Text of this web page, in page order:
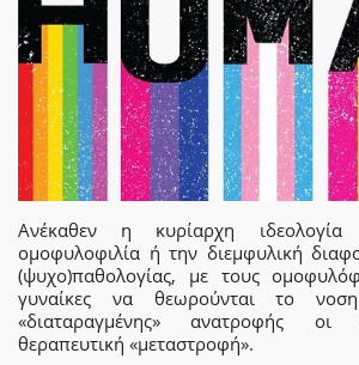
Ανέκαθεν η κυρίαρχη ιδεολογία
ομοφυλοφιλία ή την διεμφυλική
(ψυχο)παθολογίας, με τους
γυναίκες να θεωρούνται το
«διαταραγμένης» ανατροφής οι
θεραπευτική «μεταστροφή».